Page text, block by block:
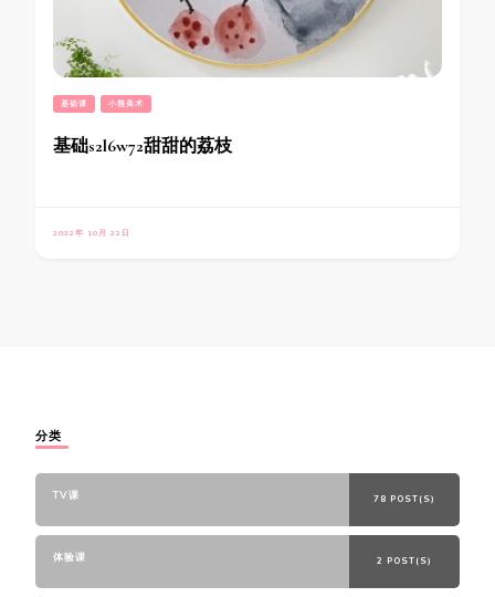
基础课 小熊美术
基础s2l6w72甜甜的荔枝
2022年 10月 22日
分类
TV课 78 POST(S)
体验课 2 POST(S)